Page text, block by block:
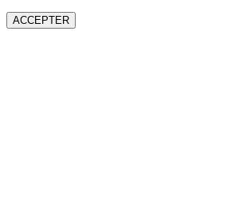
ACCEPTER